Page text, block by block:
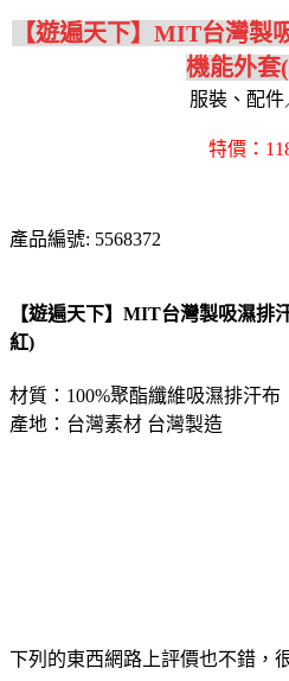
【遊遍天下】MIT台灣製
機能外套
服裝、配件
特價：
產品編號: 5568372
【遊遍天下】MIT台灣製吸濕排
紅)
材質：100%聚酯纖維吸濕排汗布
產地：台灣素材 台灣製造
下列的東西網路上評價也不錯，